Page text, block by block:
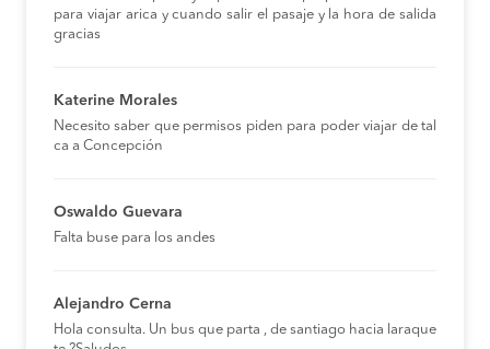
para viajar arica y cuando salir el pasaje y la hora de salida
gracias
Katerine Morales
Necesito saber que permisos piden para poder viajar de tal
ca a Concepción
Oswaldo Guevara
Falta buse para los andes
Alejandro Cerna
Hola consulta. Un bus que parta , de santiago hacia laraque